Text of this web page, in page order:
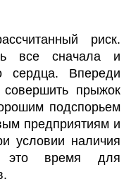
риск.
все сначала и
сердца. Впереди
прыжок
подспорьем
предприятиям и
условии наличия
это время для